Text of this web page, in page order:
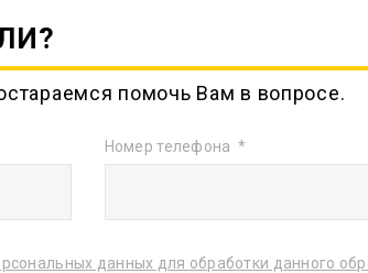
помочь Вам в вопросе.
Номер телефона
данных для обработки данного